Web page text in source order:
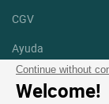
Continue without
Welcome!
CGV
Ayuda
Mapa del sitio